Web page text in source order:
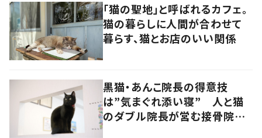
「猫の聖地」と呼ばれるカフェ。
猫の暮らしに人間が合わせて
暮らす、猫とお店のいい関係
黒猫・あんこ院長の得意技
は”気まぐれ添い寝” 人と猫
のダブル院長が営む接骨院